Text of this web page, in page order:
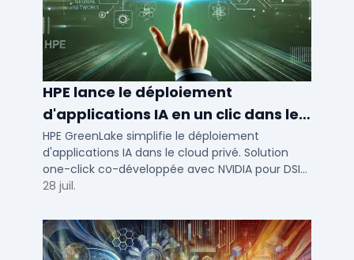
HPE lance le déploiement
d'applications IA en un clic dans le
cloud privé
HPE GreenLake simplifie le déploiement
d'applications IA dans le cloud privé. Solution
one-click co-développée avec NVIDIA pour DSI
de PME et ETI : performance et conformité.
28 juil.